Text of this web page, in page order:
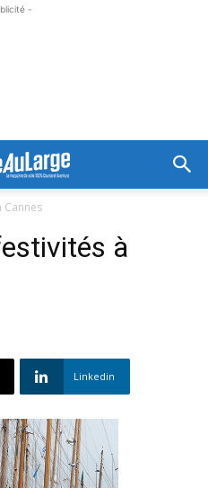
-
Cannes
à
Linkedin